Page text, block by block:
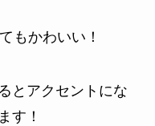
もかわいい！
とアクセントにな
す！